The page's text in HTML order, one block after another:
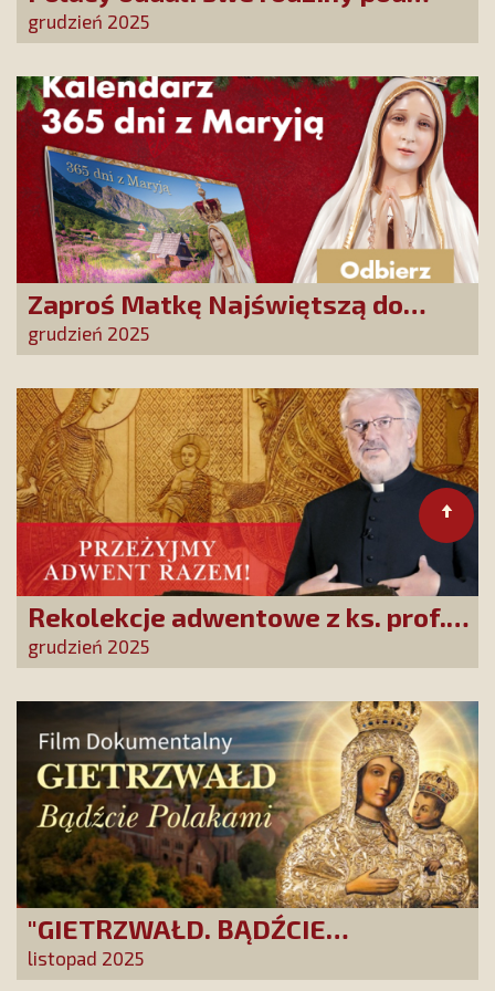
opiekę Najświętszej Rodziny!
grudzień 2025
Zaproś Matkę Najświętszą do
swojego domu! Odbierz kalendarz
„365 dni z Maryją”
grudzień 2025
Rekolekcje adwentowe z ks. prof.
Robertem Skrzypczakiem na
PCh24TV!
grudzień 2025
"GIETRZWAŁD. BĄDŹCIE
POLAKAMI". Wesprzyj produkcję
listopad 2025